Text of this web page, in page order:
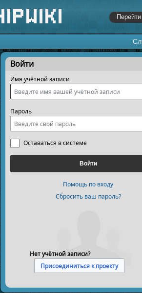
Перейти к:навигация,поиск
Войти
Имя учётной записи
Пароль
Оставаться в системе
Войти
Помощь по входу
Сбросить ваш пароль?
Нет учётной записи?
Присоединиться к проекту